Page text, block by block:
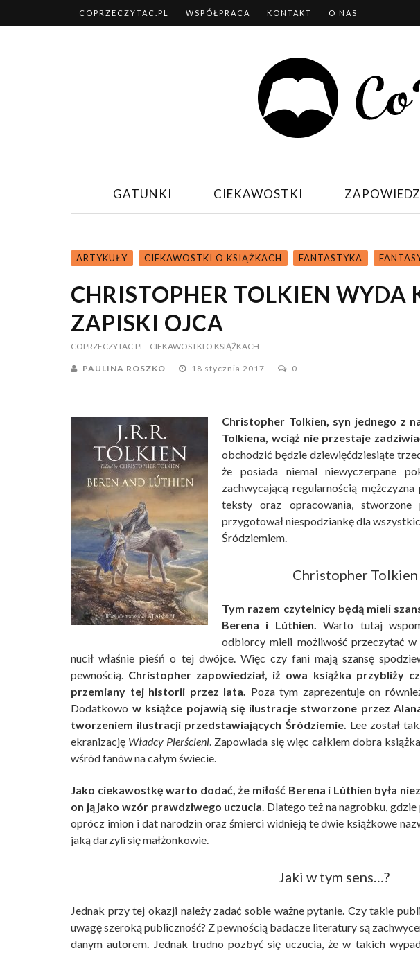
COPRZECZYTAC.PL WSPÓŁPRACA KONTAKT O NAS
GATUNKI CIEKAWOSTKI
ARTYKUŁY CIEKAWOSTKI O KSIĄŻKACH FANTASTYKA
CHRISTOPHER TOLKIEN WYDA
ZAPISKI OJCA
COPRZECZYTAC.PL- CIEKAWOSTKI O KSIĄŻKACH
PAULINA ROSZKO 18 stycznia 2017 0
Christopher Tolkien, syn jednego z
Tolkiena, wciąż nie przestaje
obchodzić będzie dziewięćdziesiąte
że posiada niemal niewyczerpane
zachwycającą regularnością
teksty oraz opracowania,
przygotował niespodziankę dla
Śródziemiem.
Christopher
Tym razem czytelnicy będą mieli
Berena i Lúthien. Warto tutaj
odbiorcy mieli możliwość przeczytać
nucił właśnie pieśń o tej dwójce. Więc czy fani mają szansę
pewnością. Christopher zapowiedział, iż owa książka przybliży
przemiany tej historii przez lata. Poza tym zaprezentuje on
Dodatkowo w książce pojawią się ilustracje stworzone przez
tworzeniem ilustracji przedstawiających Śródziemie. Lee został
ekranizację Władcy Pierścieni. Zapowiada się więc całkiem dobra
wśród fanów na całym świecie.
Jako ciekawostkę warto dodać, że miłość Berena i Lúthien była
on ją jako wzór prawdziwego uczucia. Dlatego też na nagrobku, gdzie
oprócz imion i dat narodzin oraz śmierci widnieją te dwie książkowe
jaką darzyli się małżonkowie.
Jaki w tym sens…?
Jednak przy tej okazji należy zadać sobie ważne pytanie. Czy takie
uwagę szeroką publiczność? Z pewnością badacze literatury są
danym autorem. Jednak trudno pozbyć się uczucia, że w takich